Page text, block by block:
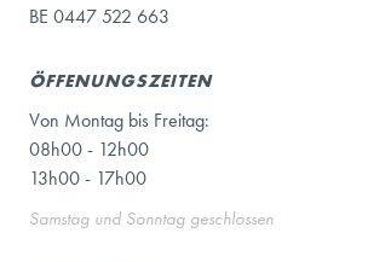
BE 0447 522 663
ÖFFENUNGSZEITEN
Von Montag bis Freitag:
08h00 - 12h00
13h00 - 17h00
Samstag und Sonntag geschlossen